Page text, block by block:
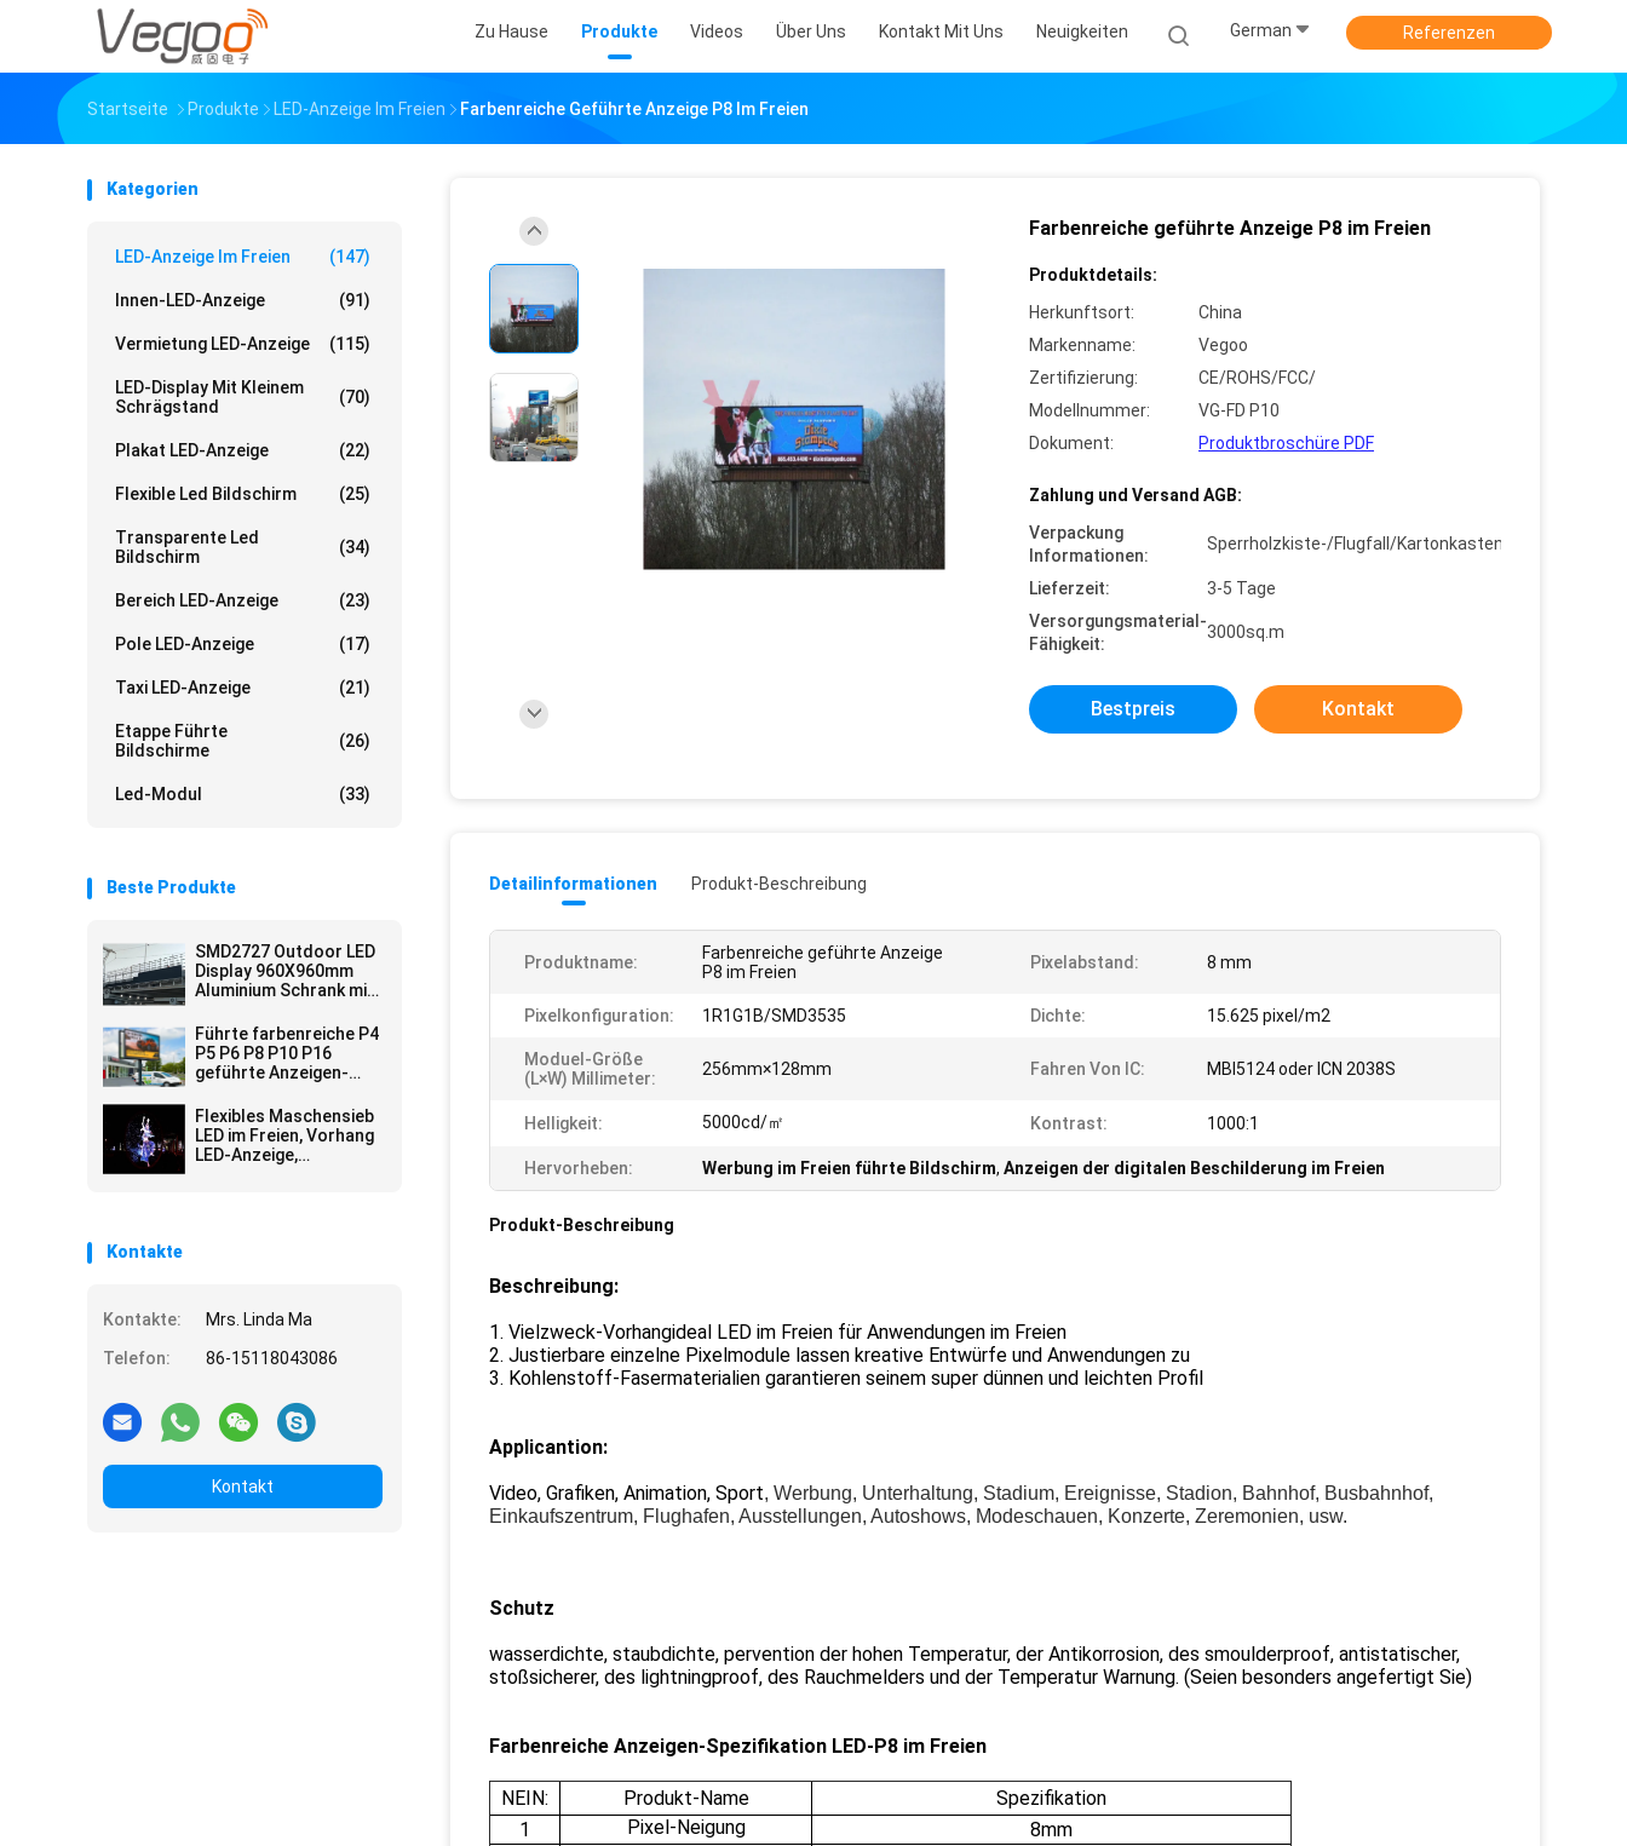
Zu Hause Produkte Videos Über Uns Kontakt Mit Uns Neuigkeiten German Referenzen
Startseite Produkte LED-Anzeige Im Freien Farbenreiche Geführte Anzeige P8 Im Freien
Kategorien
LED-Anzeige Im Freien (147)
Innen-LED-Anzeige (91)
Vermietung LED-Anzeige (115)
LED-Display Mit Kleinem
Schrägstand
(70)
Plakat LED-Anzeige (22)
Flexible Led Bildschirm (25)
Transparente Led
Bildschirm
(34)
Bereich LED-Anzeige (23)
Pole LED-Anzeige (17)
Taxi LED-Anzeige (21)
Etappe Führte
Bildschirme
(26)
Led-Modul (33)
Beste Produkte
SMD2727 Outdoor LED
Display 960X960mm
Aluminium Schrank mit
Führte farbenreiche P4
P5 P6 P8 P10 P16
geführte Anzeigen-
Freien Schirm-
Stadiums-Schirm-
Wand
Flexibles Maschensieb
LED im Freien, Vorhang
LED-Anzeige,
Kontakte
Kontakte:
Mrs. Linda Ma
Telefon:
86-15118043086
Kontakt
Farbenreiche geführte Anzeige P8 im Freien
Produktdetails:
Herkunftsort:
China
Markenname:
Vegoo
Zertifizierung:
CE/ROHS/FCC/
Modellnummer:
VG-FD P10
Dokument:
Produktbroschüre PDF
Zahlung und Versand AGB:
Verpackung
Informationen:
Sperrholzkiste-/Flugfall/Kartonkasten
Lieferzeit:
3-5 Tage
Versorgungsmaterial-
Fähigkeit:
3000sq.m
Bestpreis Kontakt
Detailinformationen Produkt-Beschreibung
Produktname:
Farbenreiche geführte Anzeige
P8 im Freien
Pixelabstand: 8 mm
Pixelkonfiguration: 1R1G1B/SMD3535 Dichte: 15.625 pixel/m2
Moduel-Größe
(L×W) Millimeter:
256mm×128mm Fahren Von IC: MBI5124 oder ICN 2038S
Helligkeit: 5000cd/㎡ Kontrast: 1000:1
Hervorheben: Werbung im Freien führte Bildschirm, Anzeigen der digitalen Beschilderung im Freien
Produkt-Beschreibung
Beschreibung:
1. Vielzweck-Vorhangideal LED im Freien für Anwendungen im Freien
2. Justierbare einzelne Pixelmodule lassen kreative Entwürfe und Anwendungen zu
3. Kohlenstoff-Fasermaterialien garantieren seinem super dünnen und leichten Profil
Applicantion:
Video, Grafiken, Animation, Sport, Werbung, Unterhaltung, Stadium, Ereignisse, Stadion, Bahnhof, Busbahnhof,
Einkaufszentrum, Flughafen, Ausstellungen, Autoshows, Modeschauen, Konzerte, Zeremonien, usw.
Schutz
wasserdichte, staubdichte, pervention der hohen Temperatur, der Antikorrosion, des smoulderproof, antistatischer,
stoßsicherer, des lightningproof, des Rauchmelders und der Temperatur Warnung. (Seien besonders angefertigt Sie)
Farbenreiche Anzeigen-Spezifikation LED-P8 im Freien
NEIN: Produkt-Name
Spezifikation
1
Pixel-Neigung
8mm